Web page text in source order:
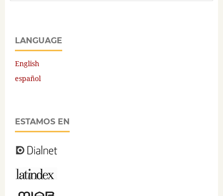
LANGUAGE
English
español
ESTAMOS EN